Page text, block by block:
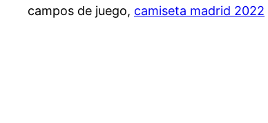
campos de juego, camiseta madrid 2022